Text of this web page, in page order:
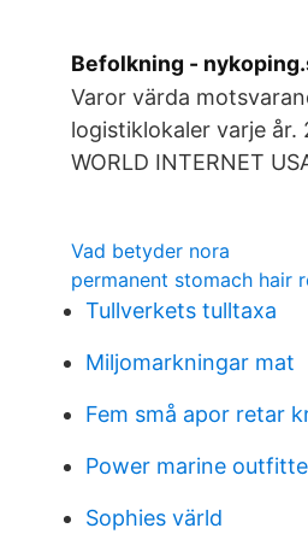
Befolkning -
Varor värda
logistiklokaler varje år.
WORLD INTERNET
Vad betyder nora
permanent stomach hair
Tullverkets tulltaxa
Miljomarkningar mat
Fem små apor retar
Power marine
Sophies värld